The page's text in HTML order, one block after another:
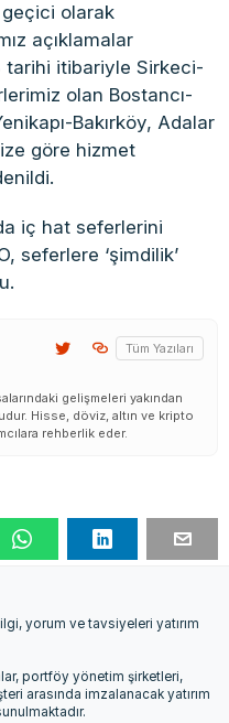
geçici olarak
açıklamalar
tarihi itibariyle Sirkeci-
olan Bostancı-
Bakırköy, Adalar
göre hizmet
iç hat seferlerini
seferlere ‘şimdilik’
Tüm Yazıları
gelişmeleri yakından
Hisse, döviz, altın ve kripto
rehberlik eder.
yorum ve tavsiyeleri yatırım
portföy yönetim şirketleri,
arasında imzalanacak yatırım